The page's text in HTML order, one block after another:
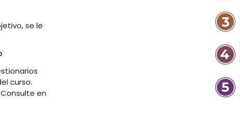
se le
curso.
en